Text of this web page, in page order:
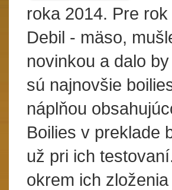
roka 2014. Pre
Debil - mäso,
novinkou a dalo
sú najnovšie
náplňou
Boilies v preklade
už pri ich
okrem ich